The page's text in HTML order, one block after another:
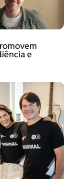
e